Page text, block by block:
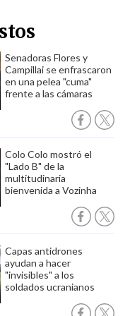
Senadoras Flores y
Campillai se enfrascaron
en una pelea "cuma"
frente a las cámaras
Colo Colo mostró el
"Lado B" de la
multitudinaria
bienvenida a Vozinha
Capas antidrones
ayudan a hacer
"invisibles" a los
soldados ucranianos